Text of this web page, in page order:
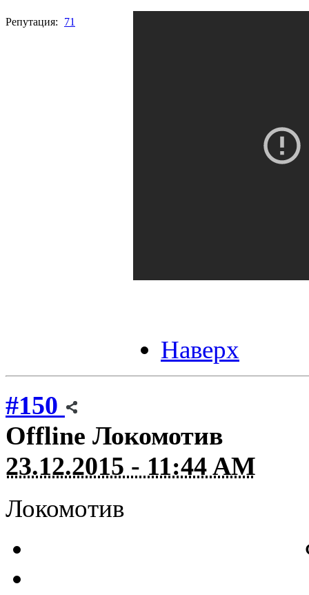
Репутация: 71
Наверх
#150
Offline Локомотив
23.12.2015 - 11:44 AM
Локомотив